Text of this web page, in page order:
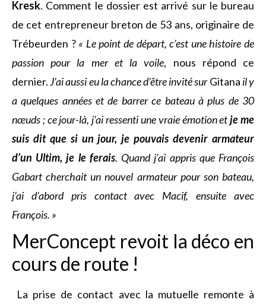
Kresk. Comment le dossier est arrivé sur le bureau
de cet entrepreneur breton de 53 ans, originaire de
Trébeurden ? « Le point de départ, c’est une histoire de
passion pour la mer et la voile, nous répond ce
dernier.J’ai aussi eu la chance d’être invité surGitana il y
a quelques années et de barrer ce bateau à plus de 30
nœuds ; ce jour-là, j’ai ressenti une vraie émotion etje me
suis dit que si un jour, je pouvais devenir armateur
d’un Ultim, je le ferais. Quand j’ai appris que François
Gabart cherchait un nouvel armateur pour son bateau,
j’ai d’abord pris contact avec Macif, ensuite avec
François. »
MerConcept revoit la déco en
cours de route !
La prise de contact avec la mutuelle remonte à